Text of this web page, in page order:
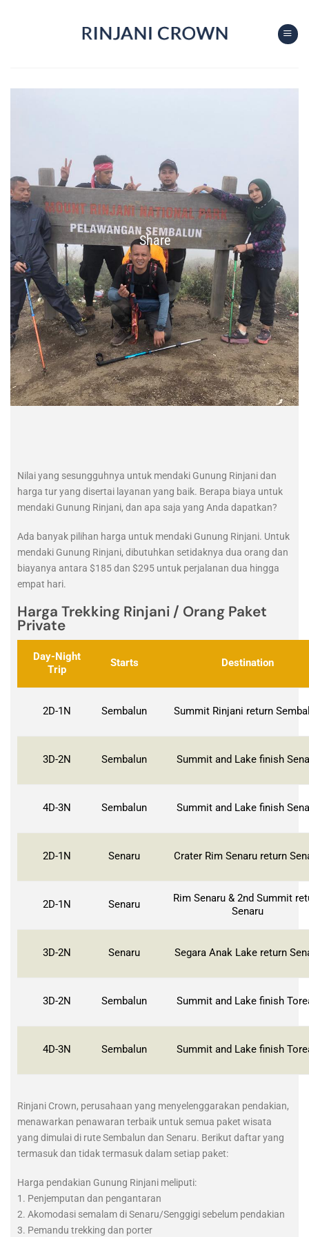
Share
Nilai yang sesungguhnya untuk mendaki Gunung Rinjani dan
harga tur yang disertai layanan yang baik. Berapa biaya untuk
mendaki Gunung Rinjani, dan apa saja yang Anda dapatkan?
Ada banyak pilihan harga untuk mendaki Gunung Rinjani. Untuk
mendaki Gunung Rinjani, dibutuhkan setidaknya dua orang dan
biayanya antara $185 dan $295 untuk perjalanan dua hingga
empat hari.
Harga Trekking Rinjani / Orang Paket
Private
Day-Night
Trip
Starts Destination
2D-1N Sembalun Summit Rinjani return
3D-2N Sembalun Summit and Lake finish
4D-3N Sembalun Summit and Lake finish
2D-1N Senaru Crater Rim Senaru return
2D-1N Senaru
Rim Senaru & 2nd Summit
Senaru
3D-2N Senaru Segara Anak Lake return
3D-2N Sembalun Summit and Lake finish
4D-3N Sembalun Summit and Lake finish
Rinjani Crown, perusahaan yang menyelenggarakan pendakian,
menawarkan penawaran terbaik untuk semua paket wisata
yang dimulai di rute Sembalun dan Senaru. Berikut daftar yang
termasuk dan tidak termasuk dalam setiap paket:
Harga pendakian Gunung Rinjani meliputi:
1. Penjemputan dan pengantaran
2. Akomodasi semalam di Senaru/Senggigi sebelum pendakian
3. Pemandu trekking dan porter